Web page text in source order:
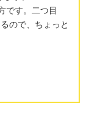
です。二つ目
ので、ちょっと